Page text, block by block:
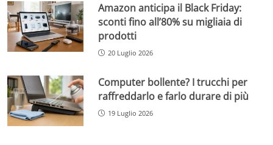
Amazon anticipa il Black Friday:
sconti fino all’80% su migliaia di
prodotti
20 Luglio 2026
Computer bollente? I trucchi per
raffreddarlo e farlo durare di più
19 Luglio 2026